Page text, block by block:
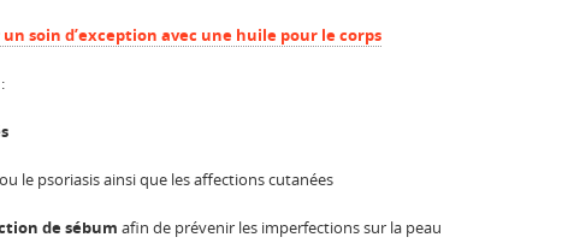
soin d’exception avec une huile pour le corps
ou le psoriasis ainsi que les affections cutanées
de sébum afin de prévenir les imperfections sur la peau